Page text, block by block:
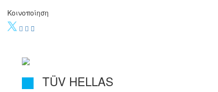
Κοινοποίηση
TÜV HELLAS